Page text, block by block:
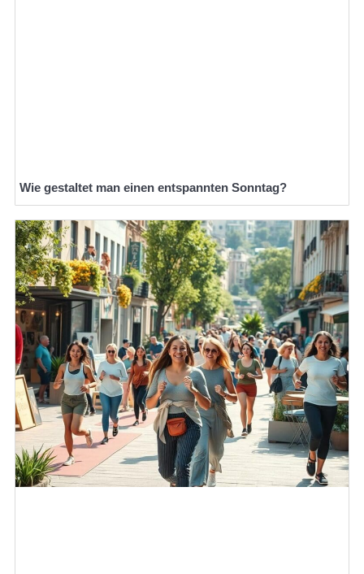
Wie gestaltet man einen entspannten Sonntag?